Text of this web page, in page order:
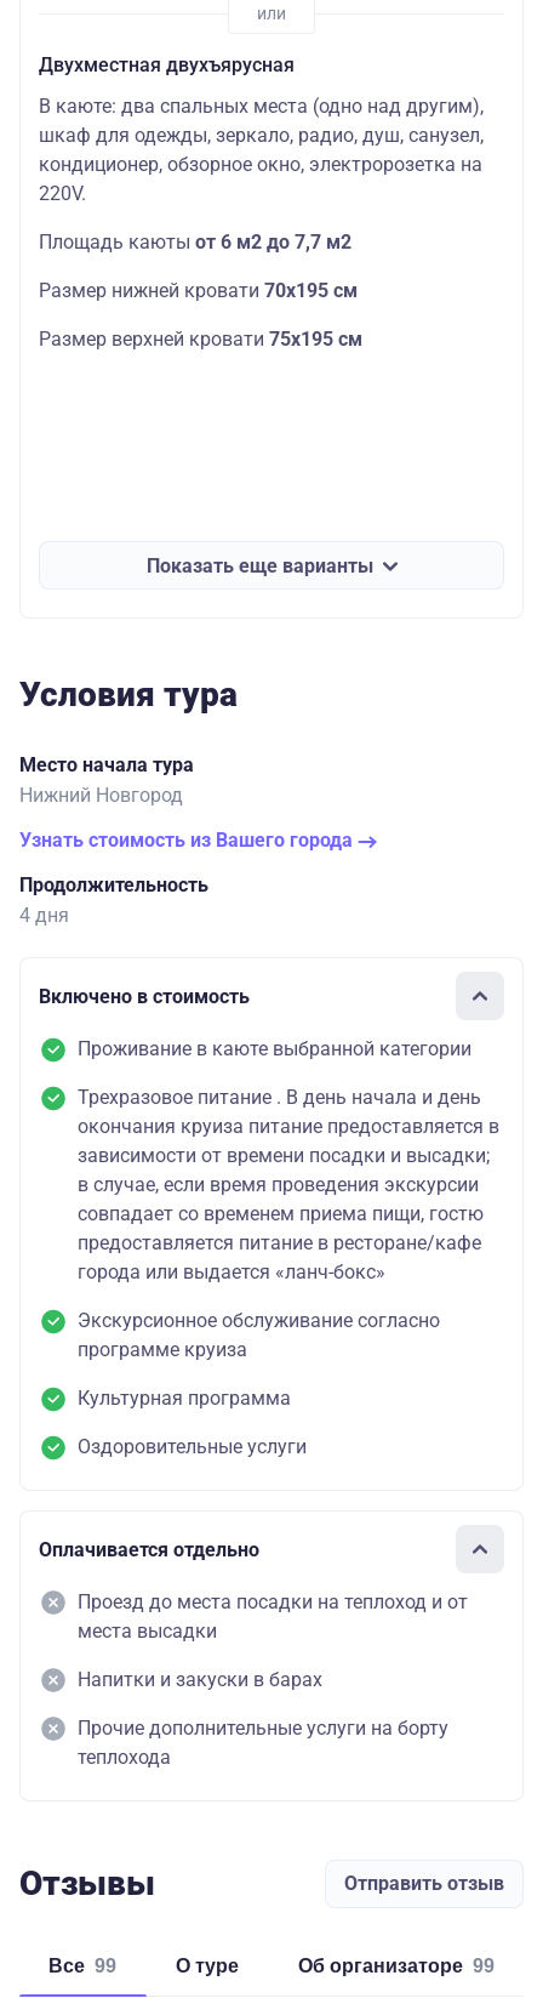
Двухместная двухъярусная
В каюте: два спальных места (одно над другим),
шкаф для одежды, зеркало, радио, душ, санузел,
кондиционер, обзорное окно, электророзетка на
220V.
Площадь каюты от 6 м2 до 7,7 м2
Размер нижней кровати 70х195 см
Размер верхней кровати 75х195 см
Показать еще варианты
Условия тура
Место начала тура
Нижний Новгород
Узнать стоимость из Вашего города
Продолжительность
4 дня
Включено в стоимость
Проживание в каюте выбранной категории
Трехразовое питание . В день начала и день
окончания круиза питание предоставляется в
зависимости от времени посадки и высадки;
в случае, если время проведения экскурсии
совпадает со временем приема пищи, гостю
предоставляется питание в ресторане/кафе
города или выдается «ланч-бокс»
Экскурсионное обслуживание согласно
программе круиза
Культурная программа
Оздоровительные услуги
Оплачивается отдельно
Проезд до места посадки на теплоход и от
места высадки
Напитки и закуски в барах
Прочие дополнительные услуги на борту
теплохода
Отзывы Отправить отзыв
Все 99 о туре об организаторе 99